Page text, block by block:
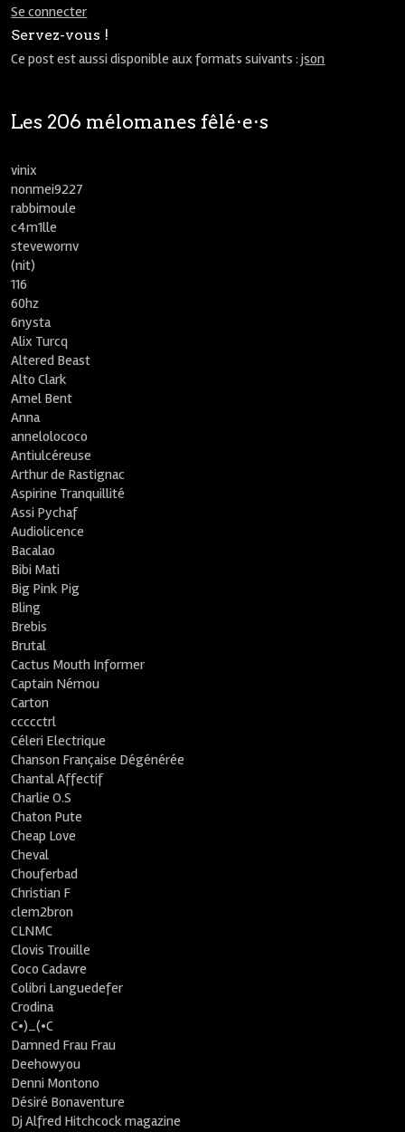
Se connecter
Servez-vous !
Ce post est aussi disponible aux formats suivants :json
Les 206 mélomanes fêlé⋅e⋅s
vinix
nonmei9227
rabbimoule
c4m1lle
stevewornv
(nit)
116
60hz
6nysta
Alix Turcq
Altered Beast
Alto Clark
Amel Bent
Anna
annelolococo
Antiulcéreuse
Arthur de Rastignac
Aspirine Tranquillité
Assi Pychaf
Audiolicence
Bacalao
Bibi Mati
Big Pink Pig
Bling
Brebis
Brutal
Cactus Mouth Informer
Captain Némou
Carton
ccccctrl
Céleri Electrique
Chanson Française Dégénérée
Chantal Affectif
Charlie O.S
Chaton Pute
Cheap Love
Cheval
Chouferbad
Christian F
clem2bron
CLNMC
Clovis Trouille
Coco Cadavre
Colibri Languedefer
Crodina
C•)_(•C
Damned Frau Frau
Deehowyou
Denni Montono
Désiré Bonaventure
Dj Alfred Hitchcock magazine